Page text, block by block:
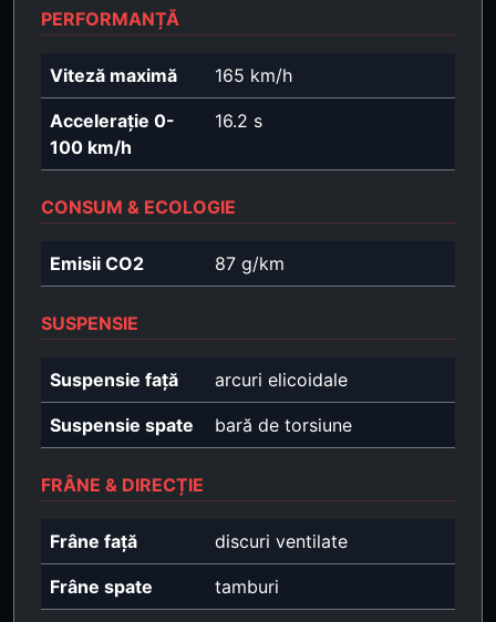
PERFORMANȚĂ
Viteză maximă 165 km/h
Accelerație 0-
100 km/h
16.2 s
CONSUM & ECOLOGIE
Emisii CO2 87 g/km
SUSPENSIE
Suspensie față arcuri elicoidale
Suspensie spate bară de torsiune
FRÂNE & DIRECȚIE
Frâne față discuri ventilate
Frâne spate tamburi